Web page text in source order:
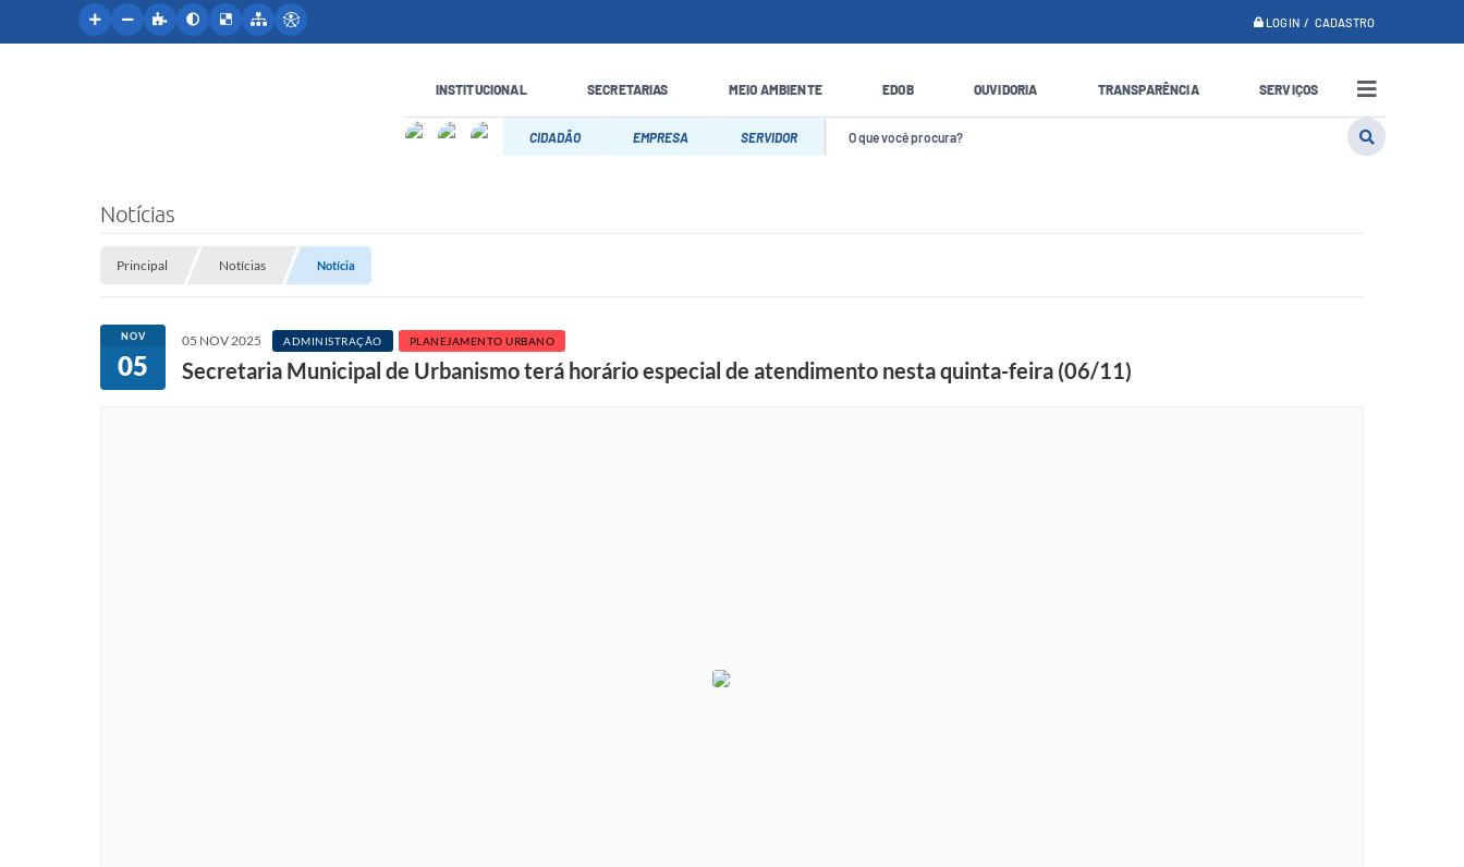
LOGIN / CADASTRO
INSTITUCIONAL SECRETARIAS MEIO AMBIENTE EDOB OUVIDORIA TRANSPARÊNCIA SERVIÇOS
CIDADÃO EMPRESA SERVIDOR
Notícias
Principal Notícias Notícia
NOV
05
05 NOV 2025 ADMINISTRAÇÃO PLANEJAMENTO URBANO
Secretaria Municipal de Urbanismo terá horário especial de atendimento nesta quinta-feira (06/11)